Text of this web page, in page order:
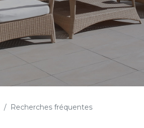
Recherches fréquentes